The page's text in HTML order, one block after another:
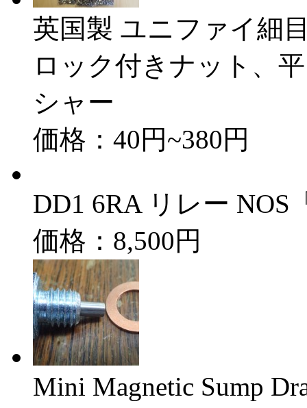
英国製 ユニファイ細
ロック付きナット、
シャー
価格：40円~380円
DD1 6RA リレー NOS
価格：8,500円
Mini Magnetic Sump